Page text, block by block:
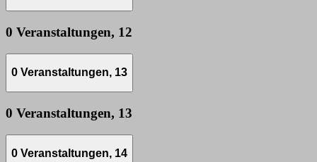
0 Veranstaltungen, 12
0 Veranstaltungen, 13
0 Veranstaltungen, 13
0 Veranstaltungen, 14